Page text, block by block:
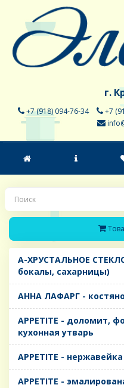
г.
+7 (918) 094-76-34 +7
A-ХРУСТАЛЬНОЕ
бокалы, сахарницы)
AHHA ЛАФАРГ -
APPETITE - доломит,
кухонная утварь
APPETITE -
APPETITE -